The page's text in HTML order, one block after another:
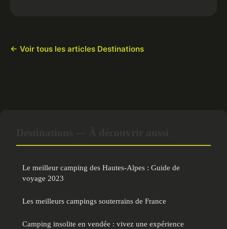
← Voir tous les articles Destinations
Le meilleur camping des Hautes-Alpes : Guide de
voyage 2023
Les meilleurs campings souterrains de France
Camping insolite en vendée : vivez une expérience